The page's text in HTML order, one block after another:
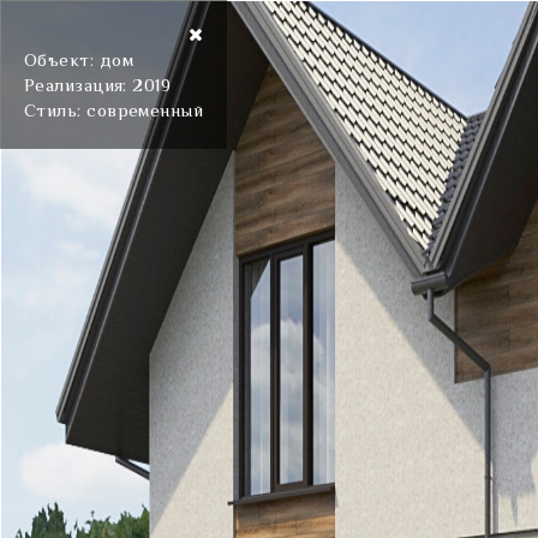
Объект: дом
Реализация: 2019
Стиль: современный